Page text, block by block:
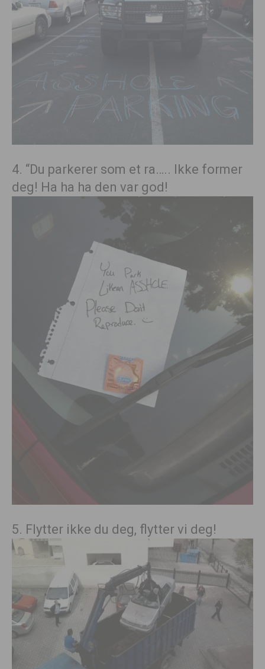
4. “Du parkerer som et ra….. Ikke former
deg! Ha ha ha den var god!
5. Flytter ikke du deg, flytter vi deg!